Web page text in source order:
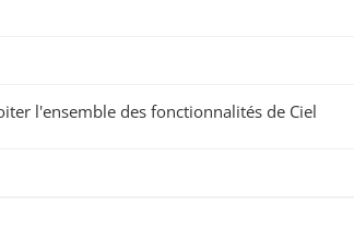
l'ensemble des fonctionnalités de Ciel